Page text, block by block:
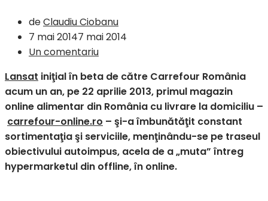
deClaudiu Ciobanu
7 mai 20147 mai 2014
Un comentariu
Lansat iniţial în beta de către Carrefour România
acum un an, pe 22 aprilie 2013, primul magazin
online alimentar din România cu livrare la domiciliu –
carrefour-online.ro – şi-a îmbunătăţit constant
sortimentaţia şi serviciile, menţinându-se pe traseul
obiectivului autoimpus, acela de a „muta” întreg
hypermarketul din offline, în online.